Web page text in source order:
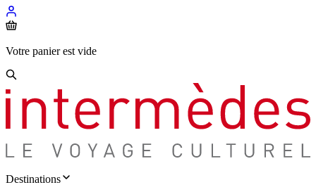
Votre panier est vide
Destinations